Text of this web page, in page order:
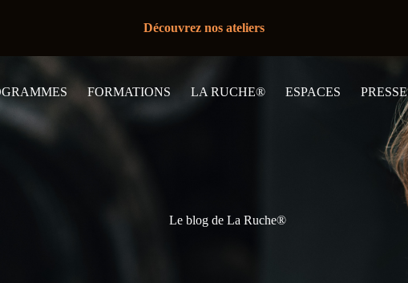
Découvrez nos ateliers
FORMATIONS LA RUCHE® ESPACES PRESSE
Le blog de La Ruche®